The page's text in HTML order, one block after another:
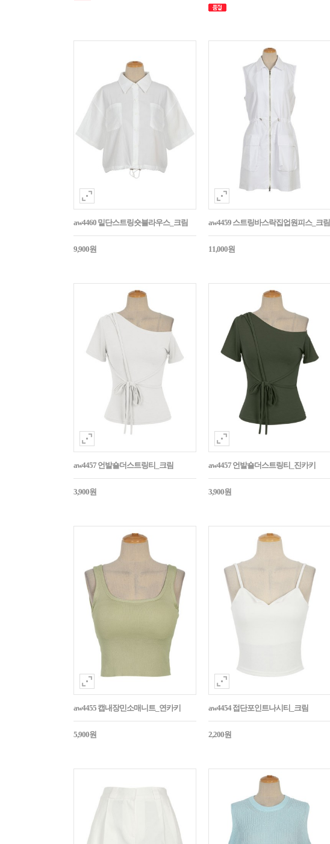
aw4460 밑단스트링숏블라우스_크림
9,900원
aw4459 스트링바스락집업원피스_크림
11,000원
aw4457 언발숄더스트링티_크림
3,900원
aw4457 언발숄더스트링티_진카키
3,900원
aw4455 캡내장민소매니트_연카키
5,900원
aw4454 접단포인트나시티_크림
2,200원